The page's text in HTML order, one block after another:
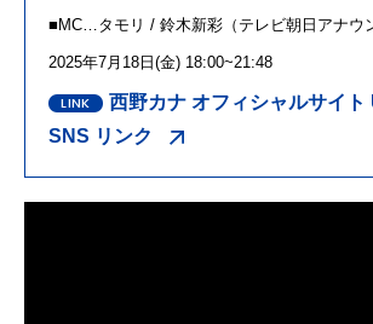
■ MC …タモリ / 鈴木新彩（テレビ朝日アナウ
2025年7 月 18 日 (金) 18:00~21:48
西野カナ オフィシャルサイト
SNS リンク